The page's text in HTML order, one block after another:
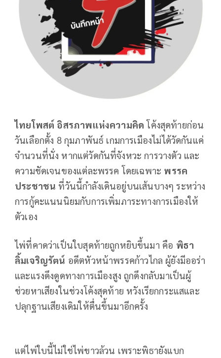
ไทยโพสต์ อิสรภาพแห่งความคิด โค้งสุดท้ายก่อน
วันเลือกตั้ง 8 กุมภาพันธ์ เกมการเมืองไม่ได้วัดกันแค่
จำนวนที่นั่ง หากแต่วัดกันที่จังหวะ การวางตัว และ
ความชัดเจนของแต่ละพรรค โดยเฉพาะ พรรค
ประชาชน ที่วันนี้กำลังเดินอยู่บนเส้นบางๆ ระหว่าง
การกู้คะแนนนิยมกับการเพิ่มภาระทางการเมืองให้
ตัวเอง
ไพ่ที่คาดว่าเป็นใบสุดท้ายถูกหยิบขึ้นมา คือ พิธา
ลิ้มเจริญรัตน์ อดีตหัวหน้าพรรคก้าวไกล ผู้ยังมีออร่า
และแรงดึงดูดทางการเมืองสูง ถูกดึงกลับมาเป็นผู้
ช่วยหาเสียงในช่วงโค้งสุดท้าย หวังเรียกกระแสและ
ปลุกฐานเสียงเดิมให้ตื่นขึ้นมาอีกครั้ง
แต่ไพ่ใบนี้ไม่ใช่ไพ่ขาวล้วน เพราะพิธายังแบก